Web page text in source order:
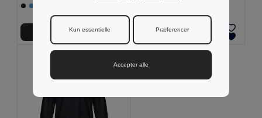
Tilføj Til Kurv Tilføj Til Kurv
Kun essentielle Præferencer
Accepter alle